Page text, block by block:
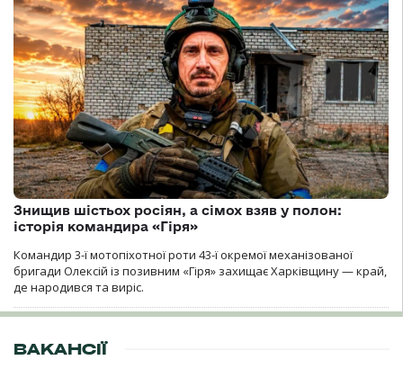
Знищив шістьох росіян, а сімох взяв у полон:
історія командира «Гіря»
Командир 3-ї мотопіхотної роти 43-ї окремої механізованої
бригади Олексій із позивним «Гіря» захищає Харківщину — край,
де народився та виріс.
ВАКАНСІЇ